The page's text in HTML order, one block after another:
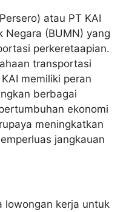
atau PT KAI
Negara (BUMN) yang
perkeretaapian.
transportasi
memiliki peran
berbagai
ekonomi
meningkatkan
jangkauan
lowongan kerja untuk